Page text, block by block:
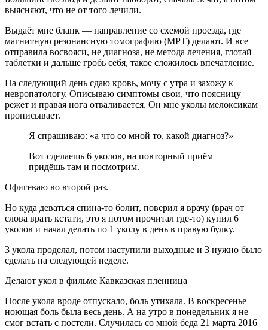
выясняют, что не от того лечили.
Выдаёт мне бланк — направление со схемой проезда, где
магнитную резонансную томографию (МРТ) делают. И все
отправила восвояси, не диагноза, не метода лечения, глотай
таблетки и дальше гробь себя, такое сложилось впечатление.
На следующий день сдаю кровь, мочу с утра и захожу к
невропатологу. Описываю симптомы свои, что поясницу
режет и правая нога отваливается. Он мне уколы мелоксикам
прописывает.
Я спрашиваю: «а что со мной то, какой диагноз?»
Вот сделаешь 6 уколов, на повторный приём
придёшь там и посмотрим.
Офигеваю во второй раз.
Но куда деваться спина-то болит, поверил я врачу (врач от
слова врать кстати, это я потом прочитал где-то) купил 6
уколов и начал делать по 1 уколу в день в правую булку.
3 укола проделал, потом наступили выходные и 3 нужно было
сделать на следующей неделе.
Делают укол в фильме Кавказская пленница
После укола вроде отпускало, боль утихала. В воскресенье
ноющая боль была весь день. А на утро в понедельник я не
смог встать с постели. Случилась со мной беда 21 марта 2016